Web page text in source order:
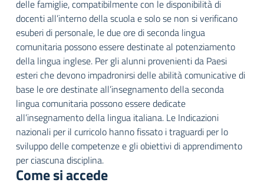
delle famiglie, compatibilmente con le disponibilità di
docenti all’interno della scuola e solo se non si verificano
esuberi di personale, le due ore di seconda lingua
comunitaria possono essere destinate al potenziamento
della lingua inglese. Per gli alunni provenienti da Paesi
esteri che devono impadronirsi delle abilità comunicative di
base le ore destinate all’insegnamento della seconda
lingua comunitaria possono essere dedicate
all’insegnamento della lingua italiana. Le Indicazioni
nazionali per il curricolo hanno fissato i traguardi per lo
sviluppo delle competenze e gli obiettivi di apprendimento
per ciascuna disciplina.
Come si accede